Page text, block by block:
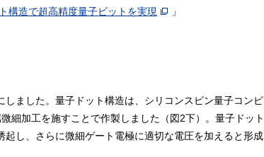
構造で超高精度量子ビットを実現 」
ました。量子ドット構造は、シリコンスピン量子コンピ
細加工を施すことで作製しました（図2下）。量子ドット
し、さらに微細ゲート電極に適切な電圧を加えると形成